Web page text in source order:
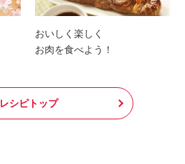
おいしく楽しく
お肉を食べよう！
レシピトップ